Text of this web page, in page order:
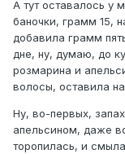
А тут оставалось у
баночки, грамм 15,
добавила грамм
дне, ну, думаю, до
розмарина и
волосы, оставила на
Ну, во-первых,
апельсином, даже
торопилась, и